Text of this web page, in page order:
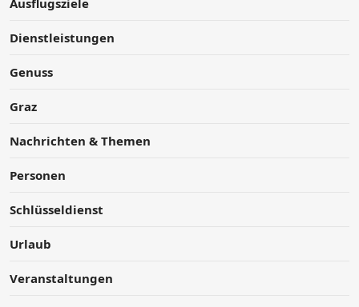
Ausflugsziele
Dienstleistungen
Genuss
Graz
Nachrichten & Themen
Personen
Schlüsseldienst
Urlaub
Veranstaltungen